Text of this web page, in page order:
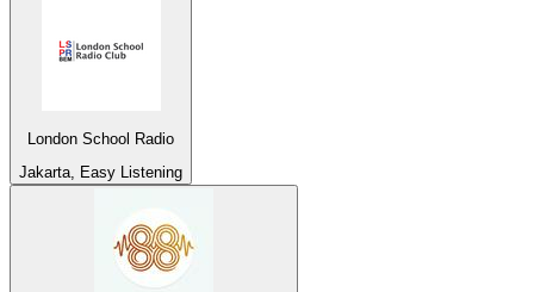
London School Radio
Jakarta, Easy Listening